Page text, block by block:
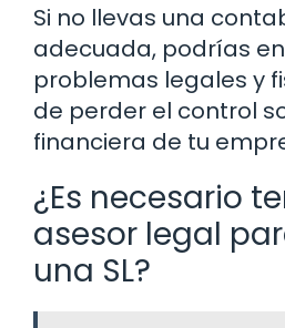
Si no llevas una
adecuada, podrías
problemas legales y
de perder el control
financiera de tu
¿Es necesario
asesor legal
una SL?